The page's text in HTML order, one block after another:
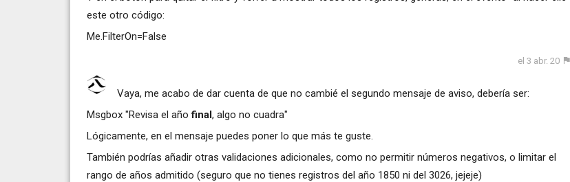
este otro código:
Me.FilterOn=False
el 3 abr. 20
Vaya, me acabo de dar cuenta de que no cambié el segundo mensaje de aviso, debería ser:
Msgbox "Revisa el añofinal, algo no cuadra"
Lógicamente, en el mensaje puedes poner lo que más te guste.
También podrías añadir otras validaciones adicionales, como no permitir números negativos, o limitar el
rango de años admitido (seguro que no tienes registros del año 1850 ni del 3026, jejeje)